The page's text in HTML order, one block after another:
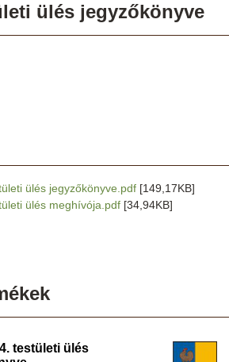
ülés jegyzőkönyve
ülés jegyzőkönyve.pdf [149,17KB]
ülés meghívója.pdf [34,94KB]
testületi ülés